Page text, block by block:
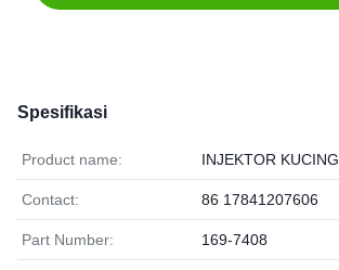
Spesifikasi
Product name: INJEKTOR KUCING
Contact: 86 17841207606
Part Number: 169-7408